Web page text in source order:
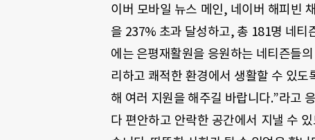
이버 모바일 뉴스 메인, 네이버 해피빈
을 237% 초과 달성하고, 총 181명 네티
에는 은평재활원을 응원하는 네티즌들
리하고 쾌적한 환경에서 생활할 수 있
해 여러 지원을 해주길 바랍니다.”라고
다 편안하고 안락한 공간에서 지낼 수